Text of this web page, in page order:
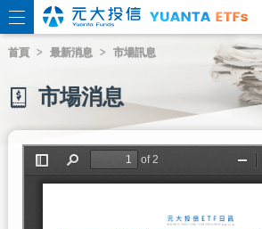
首頁 最新消息 市場訊息
市場消息